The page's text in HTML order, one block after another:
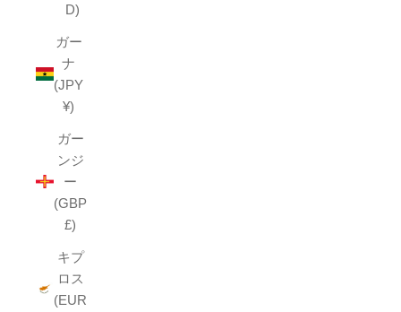
D)
ガー
ナ
(JPY
¥)
ガー
ンジ
ー
(GBP
£)
キプ
ロス
(EUR